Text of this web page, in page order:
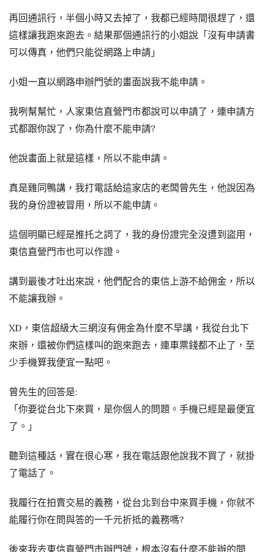
再回通訊行，半個小時又去掉了，我都已經時間很趕了，還
這樣讓我跑來跑去。結果那個通訊行的小姐說「沒有申請書
可以傳真，他們只能從網路上申請」
小姐一直以網路申辦門號的畫面說我不能申請。
我咧幫幫忙，人家東信直營門市都說可以申請了，連申請方
式都跟你說了，你為什麼不能申請?
他說畫面上就是這樣，所以不能申請。
真是雞同鴨講，我打電話給這家店的老闆曾先生，他說因為
我的身份證被冒用，所以不能申請。
這個明顯已經是推托之詞了，我的身份證完全沒遭到盜用，
東信直營門市也可以作證。
講到最後才吐出來說，他們配合的東信上游不給佣金，所以
不能讓我辦。
XD，東信超級大三網沒有佣金為什麼不早講，我從台北下
來辦，還被你們這樣叫的跑來跑去，連車票錢都不止了，至
少手機算我便宜一點吧。
曾先生的回答是:
「你要從台北下來買，是你個人的問題。手機已經是最便宜
了。」
聽到這種話，實在很心寒，我在電話跟他說我不買了，就掛
了電話了。
我履行在拍賣交易的義務，從台北到台中來買手機，你就不
能履行你在問與答的一千元折抵的義務嗎?
後來我去東信直營門市辦門號，根本沒有什麼不能辦的問